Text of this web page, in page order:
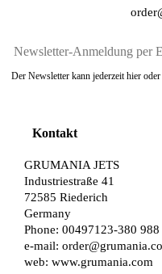
Der Newsletter kann jederzeit hier
Kontakt
GRUMANIA JETS
Industriestraße 41
72585 Riederich
Germany
Phone: 00497123-380 988
e-mail:
web: www.grumania.com